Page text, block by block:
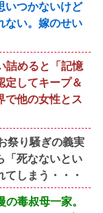
いつかないけど
ない。嫁のせい
詰めると「記憶
定してキープ＆
で他の女性とス
祭り騒ぎの義実
「死なないとい
しまう・・・
毒叔母一家。